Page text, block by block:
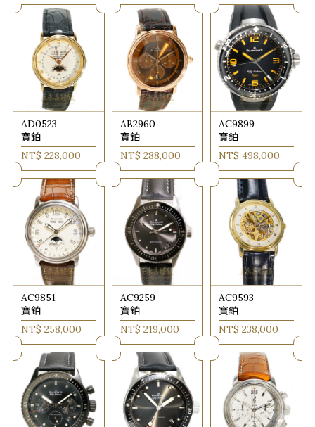
AD0523
寶鉑
NT$ 228,000
AB2960
寶鉑
NT$ 288,000
AC9899
寶鉑
NT$ 498,000
AC9851
寶鉑
NT$ 258,000
AC9259
寶鉑
NT$ 219,000
AC9593
寶鉑
NT$ 238,000